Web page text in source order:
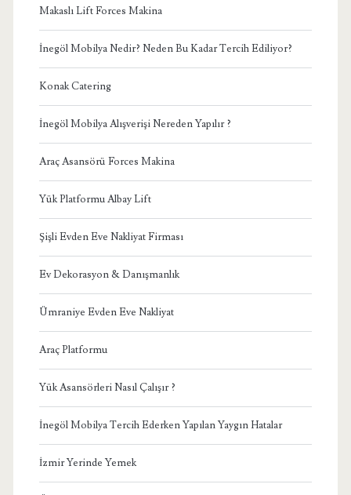
Makaslı Lift Forces Makina
İnegöl Mobilya Nedir? Neden Bu Kadar Tercih Ediliyor?
Konak Catering
İnegöl Mobilya Alışverişi Nereden Yapılır ?
Araç Asansörü Forces Makina
Yük Platformu Albay Lift
Şişli Evden Eve Nakliyat Firması
Ev Dekorasyon & Danışmanlık
Ümraniye Evden Eve Nakliyat
Araç Platformu
Yük Asansörleri Nasıl Çalışır ?
İnegöl Mobilya Tercih Ederken Yapılan Yaygın Hatalar
İzmir Yerinde Yemek